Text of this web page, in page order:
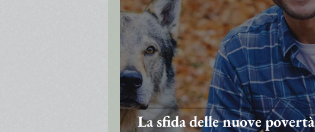
La sfida delle nuove povertà